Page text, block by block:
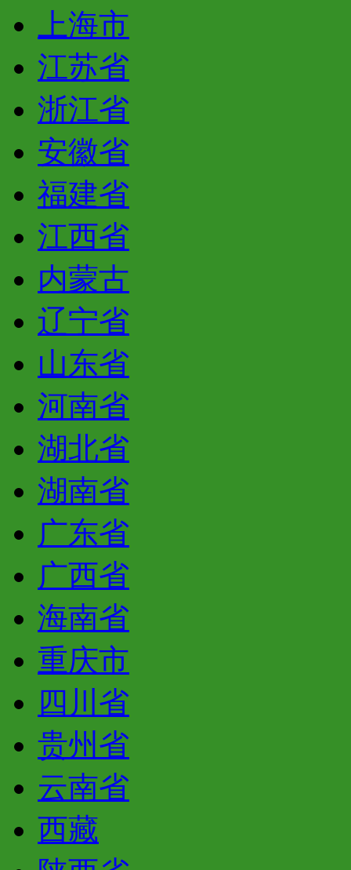
上海市
江苏省
浙江省
安徽省
福建省
江西省
内蒙古
辽宁省
山东省
河南省
湖北省
湖南省
广东省
广西省
海南省
重庆市
四川省
贵州省
云南省
西藏